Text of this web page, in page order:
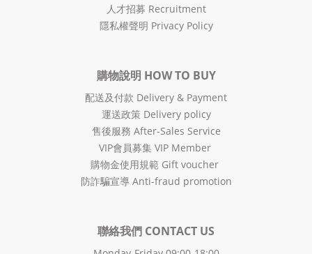
人才招募 Recruitment
隱私權聲明 Privacy Policy
購物說明 HOW TO BUY
配送及付款 Delivery & Payment
運送政策 Delivery policy
售後服務 After-Sales Service
VIP會員募集 VIP Member
購物金使用規範 Gift voucher
防詐騙宣導 Anti-fraud promotion
聯絡我們 CONTACT US